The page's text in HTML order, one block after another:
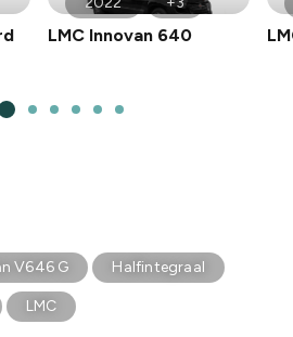
LMC Innovan 640
V646 G Halfintegraal
LMC